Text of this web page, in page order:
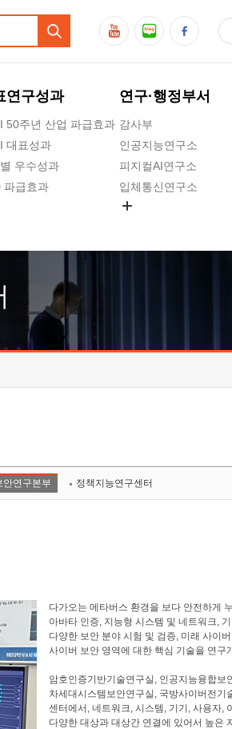
연구성과
50주년 산업 파급효과
대표성과
우수성과
파급효과
연구·행정부서
감사부
인공지능연구소
피지컬AI연구소
입체통신연구소
호남권연구본부
기획본부
안연구본부 정책지능연구센터
다가오는 메타버스 환경을 보다 안전하게
아바타 인증, 지능형 시스템 및 네트워크,
다양한 보안 분야 시험 및 검증, 미래 사이
사이버 보안 영역에 대한 핵심 기술을 연구
암호인증기반기술연구실, 인공지능융합
차세대시스템보안연구실, 국방사이버전기
센터에서, 네트워크, 시스템, 기기, 사용자,
다양한 대상과 대상간 연결에 있어서 높은